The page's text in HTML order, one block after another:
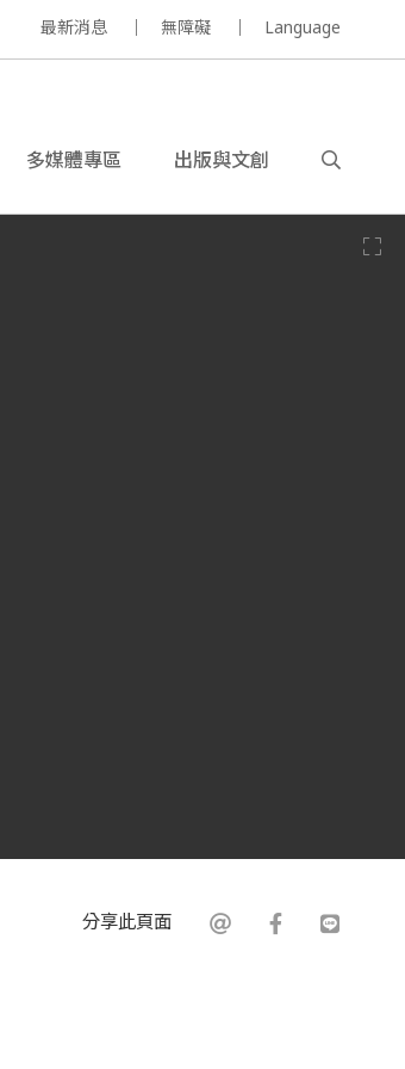
最新消息 無障礙 Language
多媒體專區 出版與文創
分享此頁面